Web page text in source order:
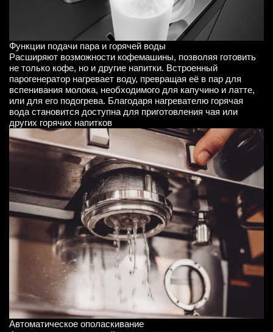
Функции подачи пара и горячей воды
Расширяют возможности кофемашины, позволяя готовить
не только кофе, но и другие напитки. Встроенный
парогенератор нагревает воду, превращая её в пар для
вспенивания молока, необходимого для капучино и латте,
или для его подогрева. Благодаря нагревателю горячая
вода становится доступна для приготовления чая или
других горячих напитков
Автоматическое ополаскивание